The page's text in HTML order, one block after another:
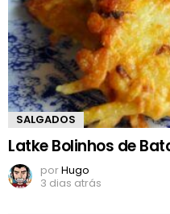
SALGADOS
Latke Bolinhos de
porHugo
3 dias atrás